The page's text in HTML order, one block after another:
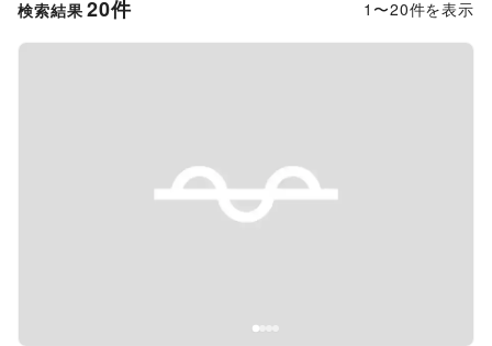
検索結果 20件 1 〜20件を表示
Previous slide